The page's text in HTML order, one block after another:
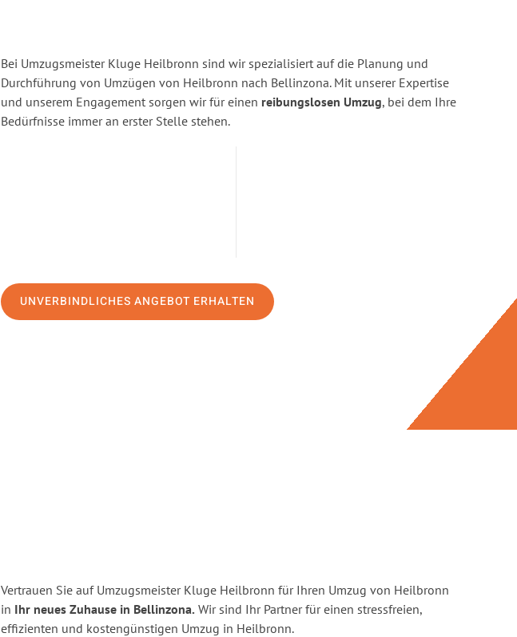
Bei Umzugsmeister Kluge Heilbronn sind wir spezialisiert auf die Planung und
Durchführung von Umzügen von Heilbronn nach Bellinzona. Mit unserer Expertise
und unserem Engagement sorgen wir für einen reibungslosen Umzug, bei dem Ihre
Bedürfnisse immer an erster Stelle stehen.
UNVERBINDLICHES ANGEBOT ERHALTEN
Vertrauen Sie auf Umzugsmeister Kluge Heilbronn für Ihren Umzug von Heilbronn
in Ihr neues Zuhause in Bellinzona. Wir sind Ihr Partner für einen stressfreien,
effizienten und kostengünstigen Umzug in Heilbronn.